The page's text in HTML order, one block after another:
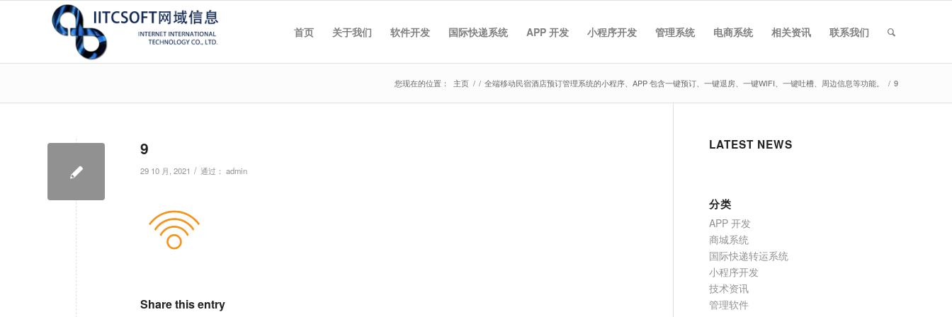
首页 关于我们 软件开发 国际快递系统 APP 开发 小程序开发 管理系统 电商系统 相关资讯 联系我们
您现在的位置： 主页 / / 全端移动民宿酒店预订管理系统的小程序、APP 包含一键预订、一键退房、一键WIFI、一键吐槽、周边信息等功能。 / 9
9
29 10 月, 2021 / 通过： admin
Share this entry
LATEST NEWS
分类
APP 开发
商城系统
国际快递转运系统
小程序开发
技术资讯
管理软件